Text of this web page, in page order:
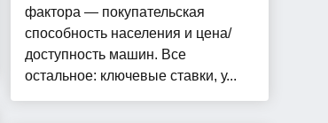
фактора — покупательская
способность населения и цена/
доступность машин. Все
остальное: ключевые ставки, у...